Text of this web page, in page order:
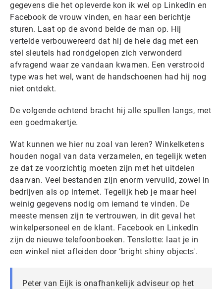
gegevens die het opleverde kon ik wel op LinkedIn en
Facebook de vrouw vinden, en haar een berichtje
sturen. Laat op de avond belde de man op. Hij
vertelde verbouwereerd dat hij de hele dag met een
stel sleutels had rondgelopen zich verwonderd
afvragend waar ze vandaan kwamen. Een verstrooid
type was het wel, want de handschoenen had hij nog
niet ontdekt.
De volgende ochtend bracht hij alle spullen langs, met
een goedmakertje.
Wat kunnen we hier nu zoal van leren? Winkelketens
houden nogal van data verzamelen, en tegelijk weten
ze dat ze voorzichtig moeten zijn met het uitdelen
daarvan. Veel bestanden zijn enorm vervuild, zowel in
bedrijven als op internet. Tegelijk heb je maar heel
weinig gegevens nodig om iemand te vinden. De
meeste mensen zijn te vertrouwen, in dit geval het
winkelpersoneel en de klant. Facebook en LinkedIn
zijn de nieuwe telefoonboeken. Tenslotte: laat je in
een winkel niet afleiden door ‘bright shiny objects'.
Peter van Eijk is onafhankelijk adviseur op het